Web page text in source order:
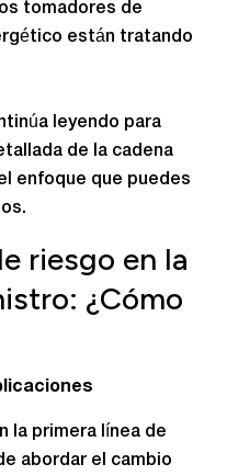
tomadores de
están tratando
leyendo para
de la cadena
enfoque que puedes
riesgo en la
¿Cómo
la primera línea de
abordar el cambio